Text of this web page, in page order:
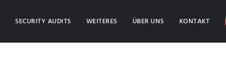
SECURITY AUDITS WEITERES ÜBER UNS KONTAKT